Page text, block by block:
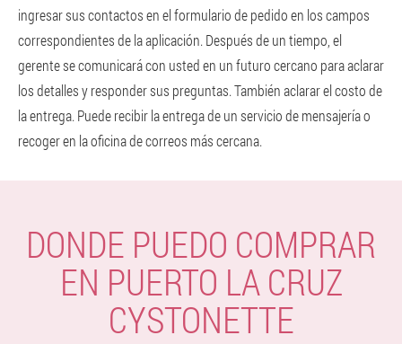
ingresar sus contactos en el formulario de pedido en los campos
correspondientes de la aplicación. Después de un tiempo, el
gerente se comunicará con usted en un futuro cercano para aclarar
los detalles y responder sus preguntas. También aclarar el costo de
la entrega. Puede recibir la entrega de un servicio de mensajería o
recoger en la oficina de correos más cercana.
DONDE PUEDO COMPRAR
EN PUERTO LA CRUZ
CYSTONETTE